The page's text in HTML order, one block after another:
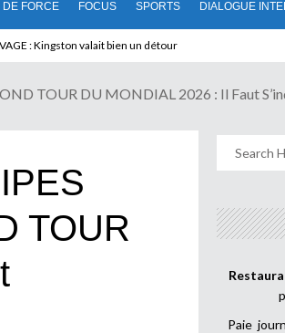
DE FORCE FOCUS SPORTS DIALOGUE
: Kingston valait bien un détour
le pouvoir sans partir !
TOUR DU MONDIAL 2026 : Il Faut
TOUR
Paie